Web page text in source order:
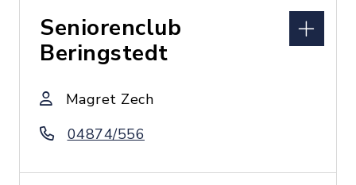
Seniorenclub
Beringstedt
Magret Zech
04874/556